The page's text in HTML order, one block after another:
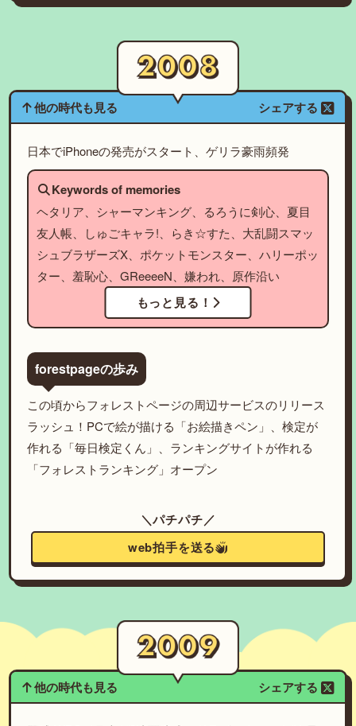
他の時代も見る シェアする
日本でiPhoneの発売がスタート、ゲリラ豪雨頻発
Keywords of memories
ヘタリア、シャーマンキング、るろうに剣心、夏目
友人帳、しゅごキャラ!、らき☆すた、大乱闘スマッ
シュブラザーズX、ポケットモンスター、ハリーポッ
ター、羞恥心、GReeeeN、嫌われ、原作沿い
もっと見る！
forestpageの歩み
この頃からフォレストページの周辺サービスのリリース
ラッシュ！PCで絵が描ける「お絵描きペン」、検定が
作れる「毎日検定くん」、ランキングサイトが作れる
「フォレストランキング」オープン
＼パチパチ／
web拍手を送る
他の時代も見る シェアする